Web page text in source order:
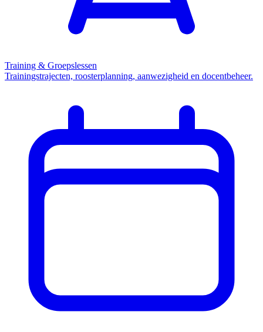
Training & Groepslessen
Trainingstrajecten, roosterplanning, aanwezigheid en docentbeheer.